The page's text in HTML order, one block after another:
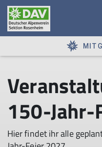
150-Jahr-
Hier findet ihr alle